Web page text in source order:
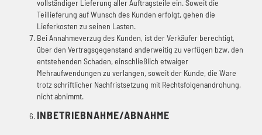
vollständiger Lieferung aller Auftragsteile ein. Soweit die
Teillieferung auf Wunsch des Kunden erfolgt, gehen die
Lieferkosten zu seinen Lasten.
Bei Annahmeverzug des Kunden, ist der Verkäufer berechtigt,
über den Vertragsgegenstand anderweitig zu verfügen bzw. den
entstehenden Schaden, einschließlich etwaiger
Mehraufwendungen zu verlangen, soweit der Kunde, die Ware
trotz schriftlicher Nachfristsetzung mit Rechtsfolgenandrohung,
nicht abnimmt.
INBETRIEBNAHME/ABNAHME